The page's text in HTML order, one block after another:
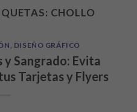
CHOLLO
, DISEÑO GRÁFICO
y Sangrado: Evita
Tarjetas y Flyers